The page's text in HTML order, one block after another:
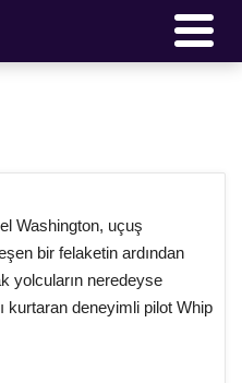
Washington, uçuş
bir felaketin ardından
yolcuların neredeyse
kurtaran deneyimli pilot Whip